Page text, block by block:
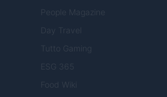
People Magazine
Day Travel
Tutto Gaming
ESG 365
Food Wiki